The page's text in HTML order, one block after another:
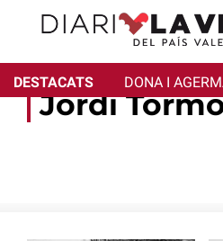
DESTACATS DONA I
Jordi